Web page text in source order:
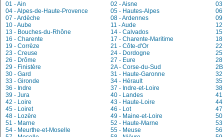
01 - Ain 02 - Aisne
03
04 - Alpes-de-Haute-Provence
05 - Hautes-Alpes
06
07 - Ardèche
08 - Ardennes
09
10 - Aube
11 - Aude
12
13 - Bouches-du-Rhône
14 - Calvados
15
16 - Charente
17 - Charente-Maritime
18
19 - Corrèze
21 - Côte-d'Or
22
23 - Creuse
24 - Dordogne
25
26 - Drôme
27 - Eure
28
29 - Finistère
2A - Corse-du-Sud
30 - Gard
31 - Haute-Garonne
32
33 - Gironde
34 - Hérault
35
36 - Indre
37 - Indre-et-Loire
38
39 - Jura
40 - Landes
41
42 - Loire
43 - Haute-Loire
44
45 - Loiret
46 - Lot
47
48 - Lozère
49 - Maine-et-Loire
50
51 - Marne
52 - Haute-Marne
53
54 - Meurthe-et-Moselle
55 - Meuse
56